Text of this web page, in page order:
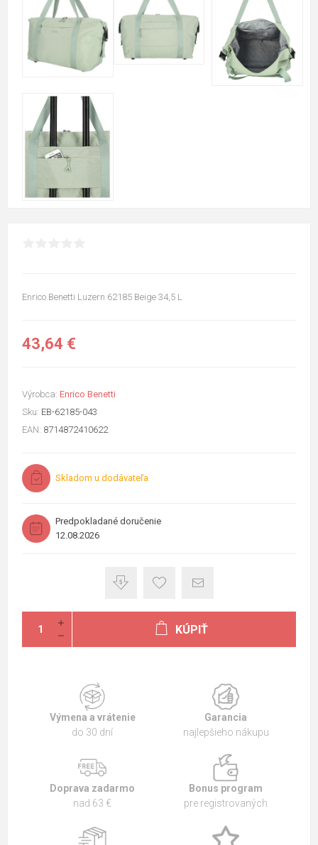
Enrico Benetti Luzern 62185 Beige 34,5 L
43,64 €
Výrobca: Enrico Benetti
Sku: EB-62185-043
EAN: 8714872410622
Skladom u dodávateľa
Predpokladané doručenie
12.08.2026
KÚPIŤ
Výmena a vrátenie
do 30 dní
Garancia
najlepšieho nákupu
Doprava zadarmo
nad 63 €
Bonus program
pre registrovaných